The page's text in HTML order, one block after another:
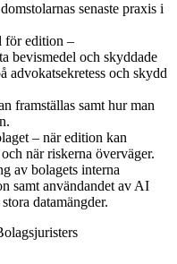
senaste praxis i
för edition –
bevismedel och skyddade
advokatsekretess och skydd
framställas samt hur man
– när edition kan
när riskerna överväger.
av bolagets interna
samt användandet av AI
datamängder.